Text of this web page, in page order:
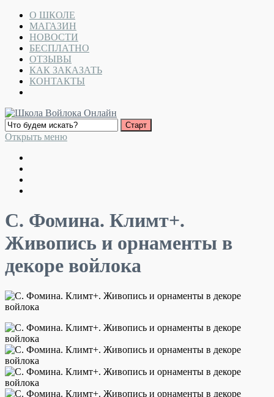
О ШКОЛЕ
МАГАЗИН
НОВОСТИ
БЕСПЛАТНО
ОТЗЫВЫ
КАК ЗАКАЗАТЬ
КОНТАКТЫ
Открыть меню
С. Фомина. Климт+.
Живопись и орнаменты в
декоре войлока